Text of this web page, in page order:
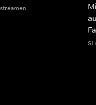
streamen